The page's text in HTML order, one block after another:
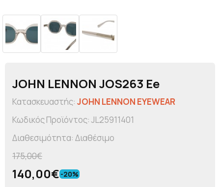
JOHN LENNON JOS263 Ee
Κατασκευαστής: JOHN LENNON EYEWEAR
Κωδικός Προϊόντος: JL25911401
Διαθεσιμότητα: Διαθέσιμο
175,00€
140,00€ -20%